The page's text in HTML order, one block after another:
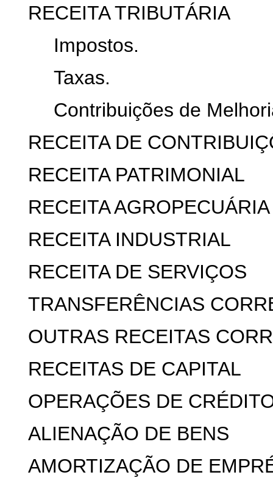
RECEITA TRIBUTÁRIA
Impostos.
Taxas.
Contribuições de
RECEITA DE
RECEITA PATRIMONIAL
RECEITA AGROPECUÁRIA
RECEITA INDUSTRIAL
RECEITA DE SERVIÇOS
TRANSFERÊNCIAS
OUTRAS RECEITAS
RECEITAS DE CAPITAL
OPERAÇÕES DE
ALIENAÇÃO DE BENS
AMORTIZAÇÃO DE